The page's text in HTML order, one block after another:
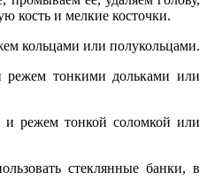
кость и мелкие косточки.
кольцами или полукольцами.
тонкими дольками или
режем тонкой соломкой или
стеклянные банки, в